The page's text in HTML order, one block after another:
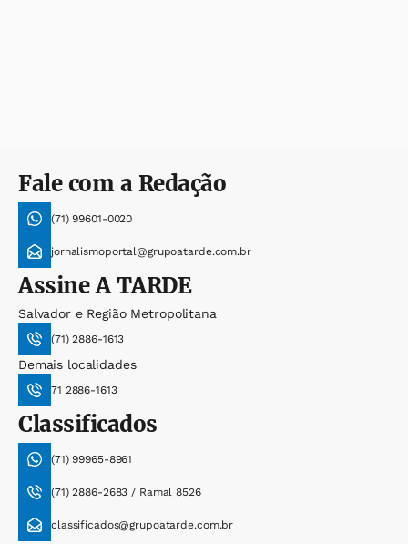
Fale com a Redação
(71) 99601-0020
jornalismoportal@grupoatarde.com.br
AssineA TARDE
Salvador e Região Metropolitana
(71) 2886-1613
Demais localidades
71 2886-1613
Classificados
(71) 99965-8961
(71) 2886-2683 / Ramal 8526
classificados@grupoatarde.com.br